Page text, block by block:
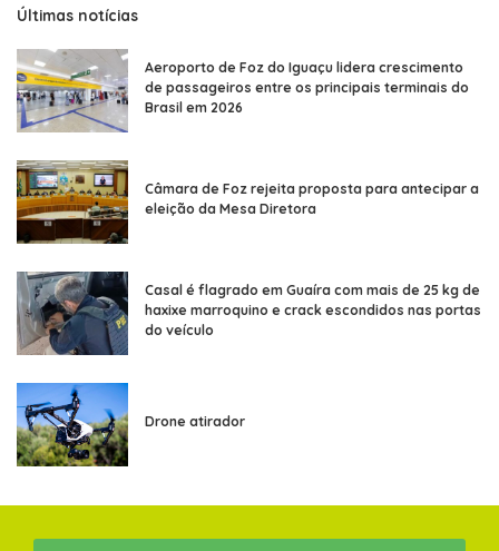
Últimas notícias
Aeroporto de Foz do Iguaçu lidera crescimento
de passageiros entre os principais terminais do
Brasil em 2026
Câmara de Foz rejeita proposta para antecipar a
eleição da Mesa Diretora
Casal é flagrado em Guaíra com mais de 25 kg de
haxixe marroquino e crack escondidos nas portas
do veículo
Drone atirador